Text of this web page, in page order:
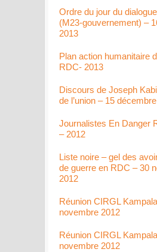
Ordre du jour du
(M23-gouvernement) –
2013
Plan action humanitaire
RDC- 2013
Discours de Joseph
de l’union – 15
Journalistes En Danger
– 2012
Liste noire – gel des
de guerre en RDC – 30
2012
Réunion CIRGL
novembre 2012
Réunion CIRGL
novembre 2012